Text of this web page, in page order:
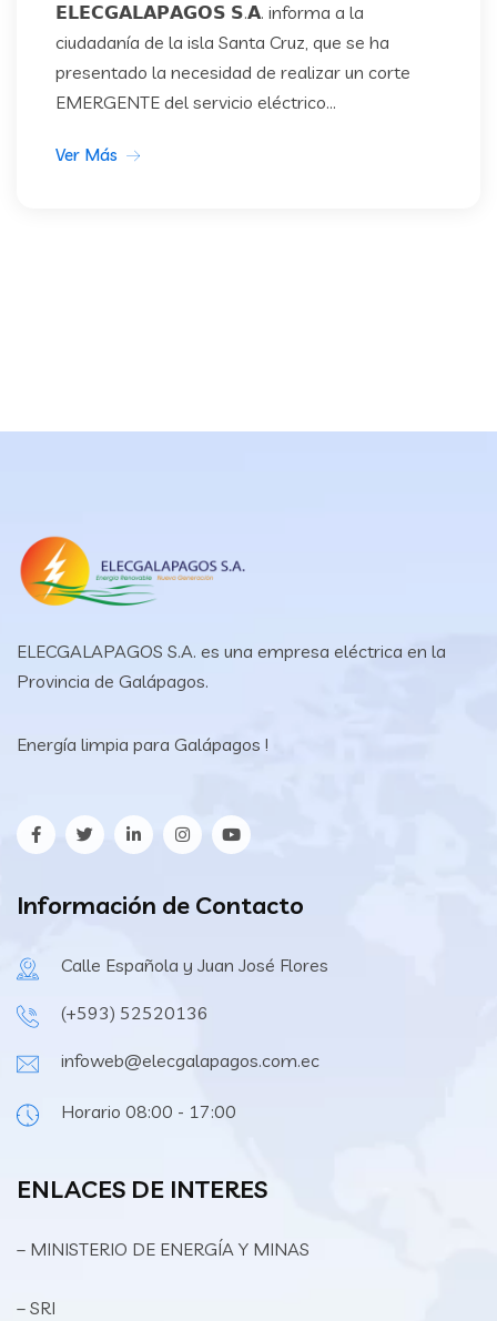
𝗘𝗟𝗘𝗖𝗚𝗔𝗟𝗔𝗣𝗔𝗚𝗢𝗦 𝗦.𝗔. informa a la
ciudadanía de la isla Santa Cruz, que se ha
presentado la necesidad de realizar un corte
EMERGENTE del servicio eléctrico...
Ver Más
ELECGALAPAGOS S.A. es una empresa eléctrica en la
Provincia de Galápagos.
Energía limpia para Galápagos !
Información de Contacto
Calle Española y Juan José Flores
(+593) 52520136
infoweb@elecgalapagos.com.ec
Horario 08:00 - 17:00
ENLACES DE INTERES
– MINISTERIO DE ENERGÍA Y MINAS
– SRI